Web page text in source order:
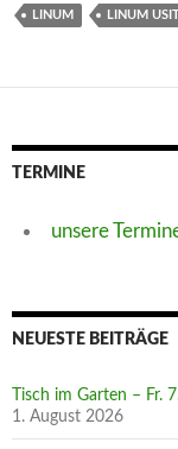
LINUM LINUM
TERMINE
unsere
NEUESTE BEITRÄGE
Tisch im Garten – Fr.
1. August 2026